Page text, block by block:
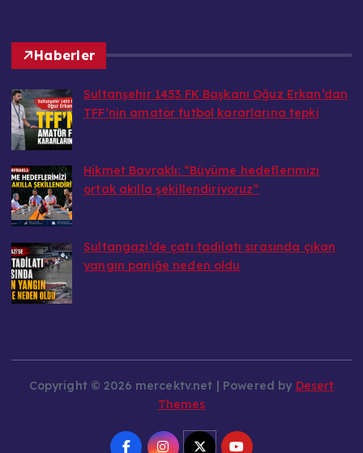
TFF’nin amatör futbol kararlarına tepki
mercektvdestek@gmail.com tarafından
ortak akılla şekillendiriyoruz”
mercektvdestek@gmail.com tarafından
yangın paniğe neden oldu
mercektvdestek@gmail.com tarafından
Themes